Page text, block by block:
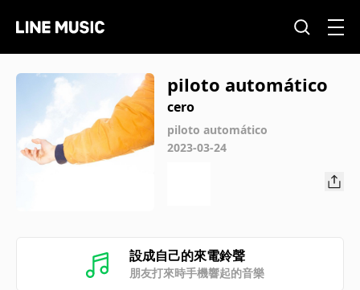
piloto automático
cero
piloto automático
2023-03-24
設成自己的來電鈴聲
朋友打來時手機響起的音樂